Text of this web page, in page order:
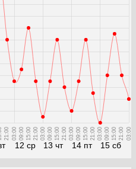
21:00
12 ср
03:00 09:00 15:00 21:00
13 чт
03:00 09:00 15:00 21:00
14 пт
03:00 09:00 15:00 21:00
15 сб
03:00 09:00 15:00 21:00 03:00